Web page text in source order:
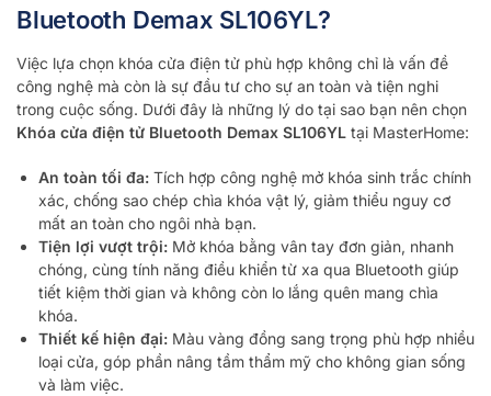
Bluetooth Demax SL106YL?
Việc lựa chọn khóa cửa điện tử phù hợp không chỉ là vấn đề
công nghệ mà còn là sự đầu tư cho sự an toàn và tiện nghi
trong cuộc sống. Dưới đây là những lý do tại sao bạn nên chọn
Khóa cửa điện tử Bluetooth Demax SL106YL tại MasterHome:
An toàn tối đa: Tích hợp công nghệ mở khóa sinh trắc chính
xác, chống sao chép chìa khóa vật lý, giảm thiểu nguy cơ
mất an toàn cho ngôi nhà bạn.
Tiện lợi vượt trội: Mở khóa bằng vân tay đơn giản, nhanh
chóng, cùng tính năng điều khiển từ xa qua Bluetooth giúp
tiết kiệm thời gian và không còn lo lắng quên mang chìa
khóa.
Thiết kế hiện đại: Màu vàng đồng sang trọng phù hợp nhiều
loại cửa, góp phần nâng tầm thẩm mỹ cho không gian sống
và làm việc.